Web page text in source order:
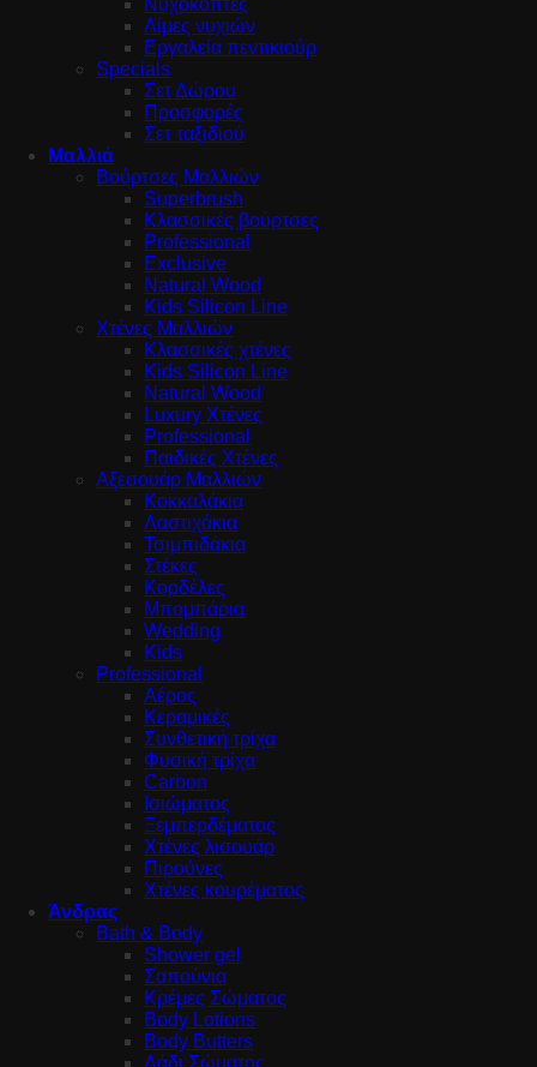
Λίμες νυχιών
Εργαλεία πεντικιούρ
Specials
Σετ Δώρου
Προσφορές
Σετ ταξιδιού
Μαλλιά
Βούρτσες Μαλλιών
Superbrush
Κλασσικές βούρτσες
Professional
Exclusive
Natural Wood
Kids Silicon Line
Χτένες Μαλλιών
Κλασσικές χτένες
Kids Silicon Line
Natural Wood
Luxury Χτένες
Professional
Παιδικές Χτένες
Αξεσουάρ Μαλλιών
Κοκκαλάκια
Λαστιχάκια
Τσιμπιδάκια
Στέκες
Κορδέλες
Μπομπάρια
Wedding
Kids
Professional
Αέρος
Κεραμικές
Συνθετική τρίχα
Φυσική τρίχα
Carbon
Ισιώματος
Ξεμπερδέματος
Χτένες λισουάρ
Πιρούνες
Χτένες κουρέματος
Άνδρας
Bath & Body
Shower gel
Σαπούνια
Κρέμες Σώματος
Body Lotions
Body Butters
Λάδι Σώματος